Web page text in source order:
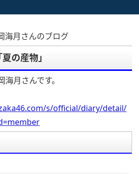
海月さんのブログ
の産物」
月さんです。
s/official/diary/detail/